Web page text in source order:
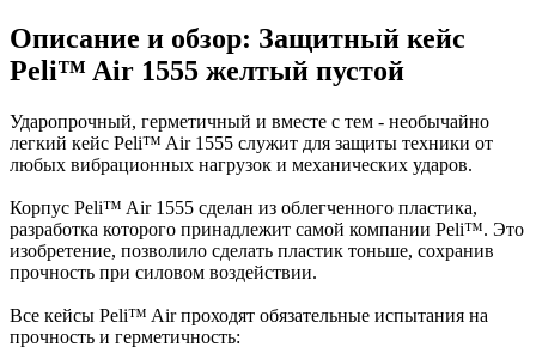
Описание и обзор: Защитный кейс
Peli™ Air 1555 желтый пустой
Ударопрочный, герметичный и вместе с тем - необычайно
легкий кейс Peli™ Air 1555 служит для защиты техники от
любых вибрационных нагрузок и механических ударов.
Корпус Peli™ Air 1555 сделан из облегченного пластика,
разработка которого принадлежит самой компании Peli™. Это
изобретение, позволило сделать пластик тоньше, сохранив
прочность при силовом воздействии.
Все кейсы Peli™ Air проходят обязательные испытания на
прочность и герметичность: